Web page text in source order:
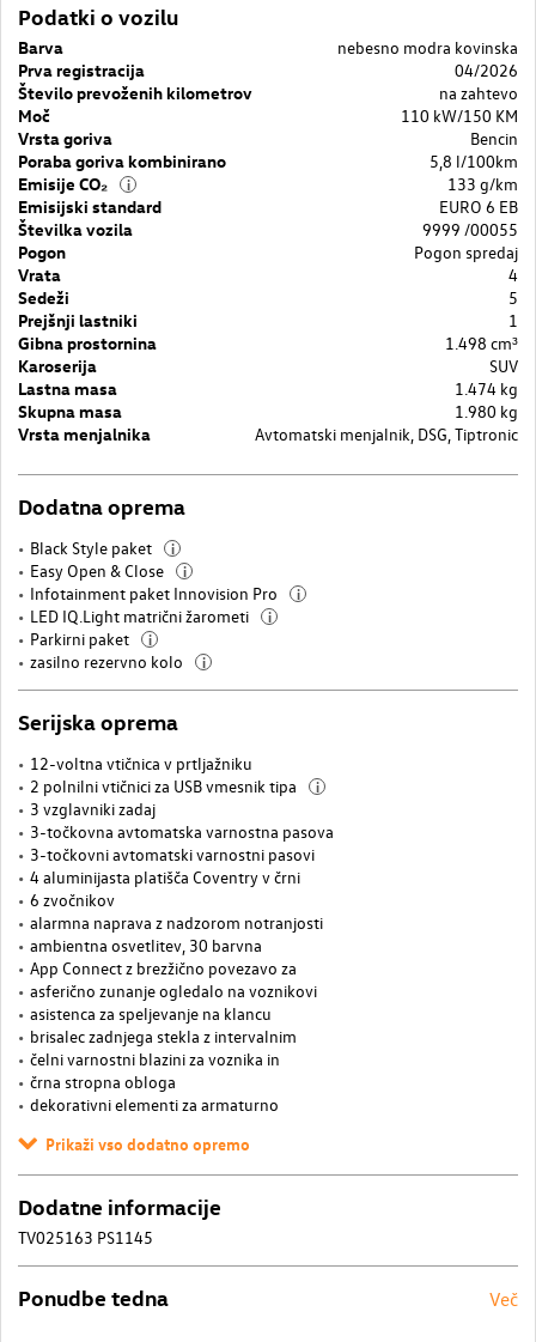
Podatki o vozilu
Barva
nebesno modra kovinska
Prva registracija
04/2026
Število prevoženih kilometrov
na zahtevo
Moč
110 kW/150 KM
Vrsta goriva
Bencin
Poraba goriva kombinirano
5,8 l/100km
Emisije CO₂
i
133 g/km
Emisijski standard
EURO 6 EB
Številka vozila
9999 /00055
Pogon
Pogon spredaj
Vrata
4
Sedeži
5
Prejšnji lastniki
1
Gibna prostornina
1.498 cm³
Karoserija
SUV
Lastna masa
1.474 kg
Skupna masa
1.980 kg
Vrsta menjalnika
Avtomatski menjalnik, DSG, Tiptronic
Dodatna oprema
Black Style paket i
Easy Open & Close i
Infotainment paket Innovision Pro i
LED IQ.Light matrični žarometi i
Parkirni paket i
zasilno rezervno kolo i
Serijska oprema
12-voltna vtičnica v prtljažniku
2 polnilni vtičnici za USB vmesnik tipa
i
3 vzglavniki zadaj
3-točkovna avtomatska varnostna pasova
3-točkovni avtomatski varnostni pasovi
4 aluminijasta platišča Coventry v črni
6 zvočnikov
alarmna naprava z nadzorom notranjosti
ambientna osvetlitev, 30 barvna
App Connect z brezžično povezavo za
asferično zunanje ogledalo na voznikovi
asistenca za speljevanje na klancu
brisalec zadnjega stekla z intervalnim
čelni varnostni blazini za voznika in
črna stropna obloga
dekorativni elementi za armaturno
Prikaži vso dodatno opremo
Dodatne informacije
TV025163 PS1145
Ponudbe tedna Več